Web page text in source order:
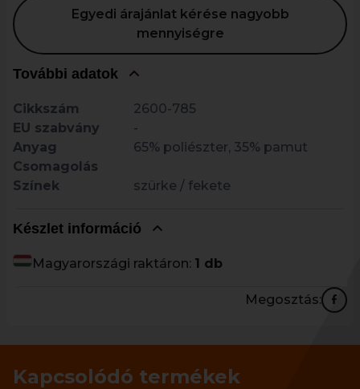
Egyedi árajánlat kérése nagyobb
mennyiségre
További adatok
Cikkszám
2600-785
EU szabvány
-
Anyag
65% poliészter, 35% pamut
Csomagolás
Színek
szürke / fekete
Készlet információ
Magyarországi raktáron: 1 db
Megosztás:
Kapcsolódó termékek